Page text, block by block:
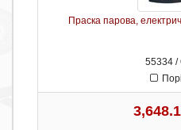
Праска парова,
55334 /